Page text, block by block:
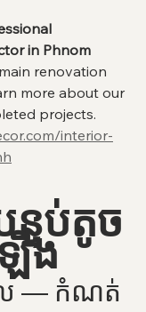
in Phnom
renovation
more about our
projects.
interior-
ន្ទប់តូច
ង
— កំណត់